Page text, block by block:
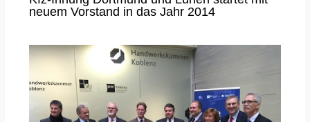
neuem Vorstand in das Jahr 2014